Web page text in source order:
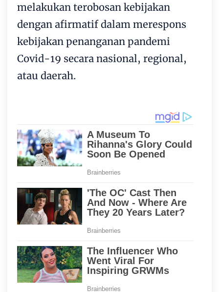
melakukan terobosan kebijakan
dengan afirmatif dalam merespons
kebijakan penanganan pandemi
Covid-19 secara nasional, regional,
atau daerah.